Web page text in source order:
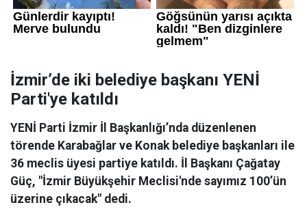
İzmir’de iki belediye başkanı YENİ
Parti'ye katıldı
YENİ Parti İzmir İl Başkanlığı’nda düzenlenen
törende Karabağlar ve Konak belediye başkanları ile
36 meclis üyesi partiye katıldı. İl Başkanı Çağatay
Güç, "İzmir Büyükşehir Meclisi'nde sayımız 100’ün
üzerine çıkacak" dedi.